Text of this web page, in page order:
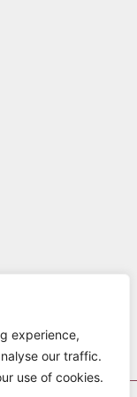
experience,
our traffic.
use of cookies.
15:00
21:00